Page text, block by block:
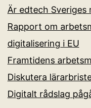
Är edtech
Rapport om
digitalisering i EU
Framtidens
Diskutera
Digitalt rådslag